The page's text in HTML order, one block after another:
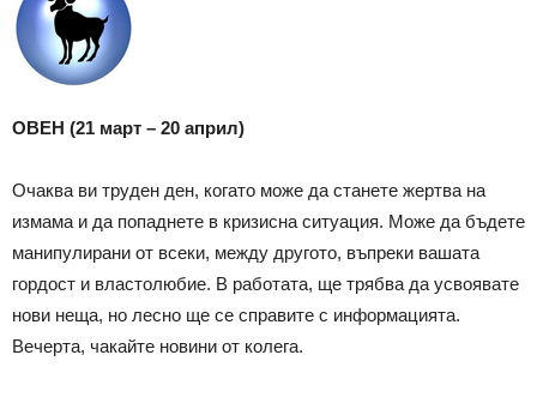
ОВЕН (21 март – 20 април)
Очаква ви труден ден, когато може да станете жертва на
измама и да попаднете в кризисна ситуация. Може да бъдете
манипулирани от всеки, между другото, въпреки вашата
гордост и властолюбие. В работата, ще трябва да усвоявате
нови неща, но лесно ще се справите с информацията.
Вечерта, чакайте новини от колега.